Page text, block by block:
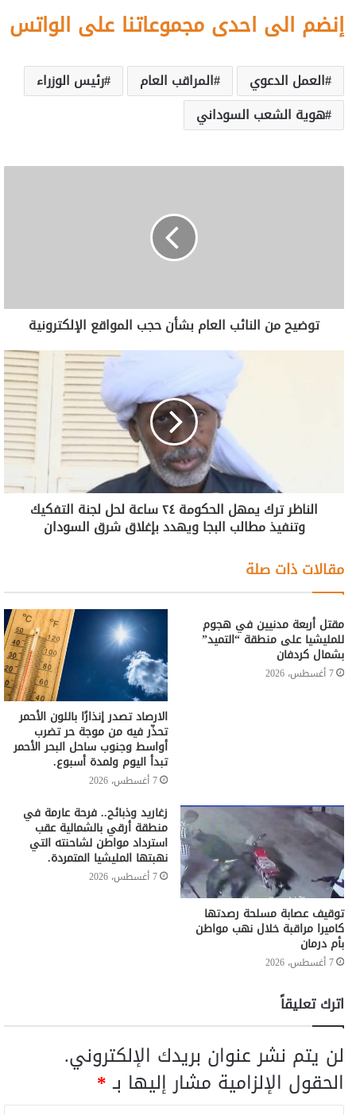
إنضم الى احدى مجموعاتنا على الواتس
العمل الدعوي المراقب العام
رئيس الوزراء
هوية الشعب السوداني
توضيح من النائب العام بشأن حجب المواقع الإلكترونية
الناظر ترك يمهل الحكومة ٢٤ ساعة لحل لجنة التفكيك
وتنفيذ مطالب البجا ويهدد بإغلاق شرق السودان
مقالات ذات صلة
مقتل أربعة مدنيين في هجوم
للمليشيا على منطقة “التميد”
بشمال كردفان
7 أغسطس، 2026
الارصاد تصدر إنذارًا باللون الأحمر
تحذّر فيه من موجة حر تضرب
أواسط وجنوب ساحل البحر الأحمر
تبدأ اليوم ولمدة أسبوع.
7 أغسطس، 2026
توقيف عصابة مسلحة رصدتها
كاميرا مراقبة خلال نهب مواطن
بأم درمان
7 أغسطس، 2026
زغاريد وذبائح.. فرحة عارمة في
منطقة أرقي بالشمالية عقب
استرداد مواطن لشاحنته التي
نهبتها المليشيا المتمردة.
7 أغسطس، 2026
اترك تعليقاً
لن يتم نشر عنوان بريدك الإلكتروني.
الحقول الإلزامية مشار إليها بـ*